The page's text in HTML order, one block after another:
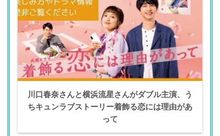
川口春奈さんと横浜流星さんがダブル主演、う
ちキュンラブストーリー着飾る恋には理由があ
って